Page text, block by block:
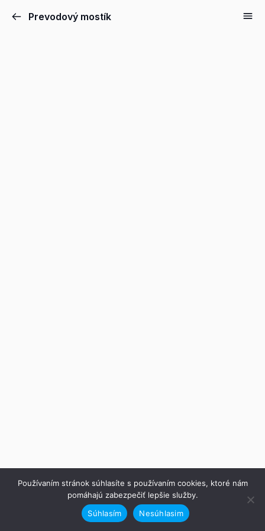
Prevodový mostík
Používaním stránok súhlasíte s používaním cookies, ktoré nám
pomáhajú zabezpečiť lepšie služby.
Súhlasím
Nesúhlasim